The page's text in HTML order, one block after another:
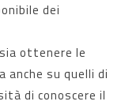
dei
ottenere le
su quelli di
di conoscere il